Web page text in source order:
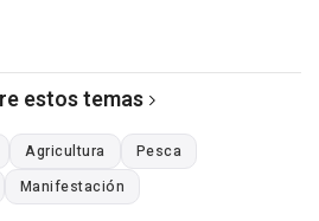
estos temas
Agricultura
Pesca
Manifestación